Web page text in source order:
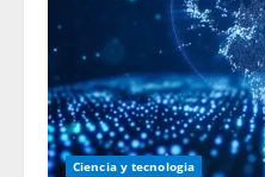
Ciencia y tecnologia